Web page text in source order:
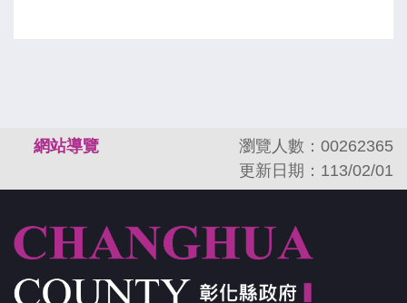
網站導覽
瀏覽人數：00262365
更新日期：113/02/01